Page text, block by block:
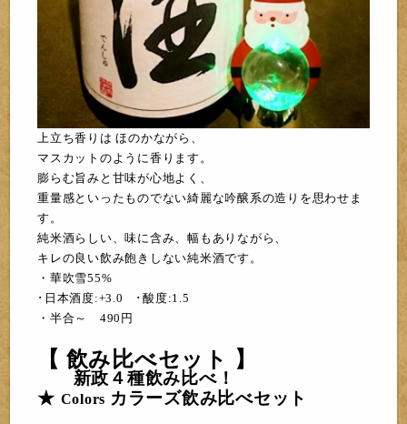
上立ち香りは ほのかながら、
マスカットのように香ります。
膨らむ旨みと甘味が心地よく、
重量感といったものでない綺麗な吟醸系の造りを思わせま
す。
純米酒らしい、味に含み、幅もありながら、
キレの良い飲み飽きしない純米酒です。
・華吹雪55%
･日本酒度:+3.0 ･酸度:1.5
・半合～ 490 円
【 飲み比べセット 】
新政４種飲み比べ！
★ Colors カラーズ飲み比べセット